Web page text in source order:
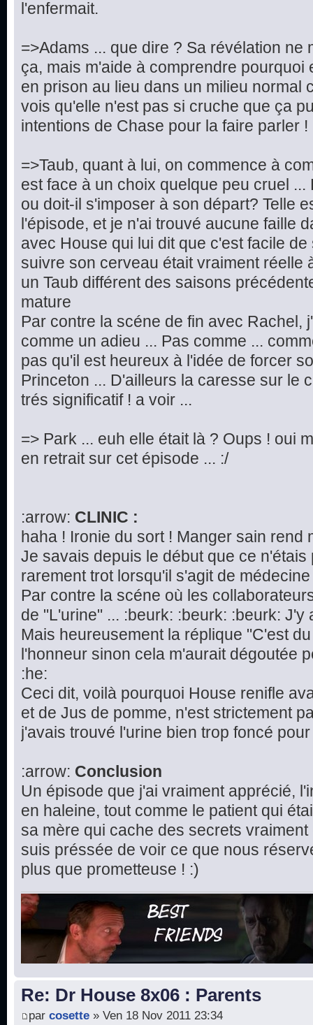
l'enfermait.
=>Adams ... que dire ? Sa révélation ne
ça, mais m'aide à comprendre
en prison au lieu dans un milieu normal
vois qu'elle n'est pas si cruche que ça
intentions de Chase pour la faire parler !
=>Taub, quant à lui, on commence à
est face à un choix quelque peu cruel
ou doit-il s'imposer à son départ? Telle
l'épisode, et je n'ai trouvé aucune faille
avec House qui lui dit que c'est facile
suivre son cerveau était vraiment réelle
un Taub différent des saisons
mature
Par contre la scéne de fin avec Rachel,
comme un adieu ... Pas comme ...
pas qu'il est heureux à l'idée de forcer
Princeton ... D'ailleurs la caresse sur le
trés significatif ! a voir ...
=> Park ... euh elle était là ? Oups ! oui
en retrait sur cet épisode ... :/
:arrow: CLINIC :
haha ! Ironie du sort ! Manger sain rend
Je savais depuis le début que ce
rarement trot lorsqu'il s'agit de
Par contre la scéne où les
de "L'urine" ... :beurk: :beurk: :beurk:
Mais heureusement la réplique "C'est
l'honneur sinon cela m'aurait dégoutée
:he:
Ceci dit, voilà pourquoi House renifle
et de Jus de pomme, n'est strictement
j'avais trouvé l'urine bien trop foncé
:arrow: Conclusion
Un épisode que j'ai vraiment apprécié,
en haleine, tout comme le patient qui
sa mère qui cache des secrets
suis préssée de voir ce que nous
plus que prometteuse ! :)
Re: Dr House 8x06 : Parents
par cosette » Ven 18 Nov 2011 23:34